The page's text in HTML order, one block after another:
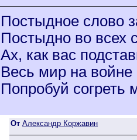
Постыдное слово
Постыдно во всех
Ах, как вас
Весь мир на войне
Попробуй согреть
От Александр Коржавин